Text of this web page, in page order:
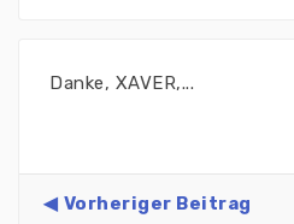
Danke, XAVER,...
Vorheriger Beitrag